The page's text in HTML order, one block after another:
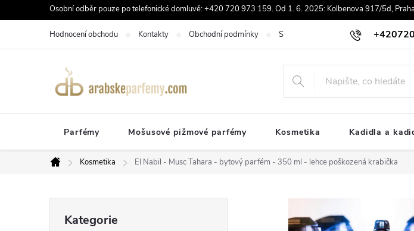
na
Osobní odběr pouze po telefonické domluvě: +420 720 973 159. Od 1. 6. 2025: Kolbenova 917/5d,
Hodnocení obchodu Kontakty Obchodní podmínky Souhlas se zpracováním osobních údajů
Parfémy Mošusové pižmové parfémy Kosmetika Kadidla a
Domů
Kosmetika El Nabil - Musc Tahara - bytový parfém - 350 ml - lehce poškozená krabička
kategorie
Kategorie